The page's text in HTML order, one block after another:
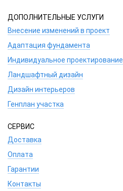
ДОПОЛНИТЕЛЬНЫЕ УСЛУГИ
Внесение изменений в проект
Адаптация фундамента
Индивидуальное проектирование
Ландшафтный дизайн
Дизайн интерьеров
Генплан участка
СЕРВИС
Доставка
Оплата
Гарантии
Контакты